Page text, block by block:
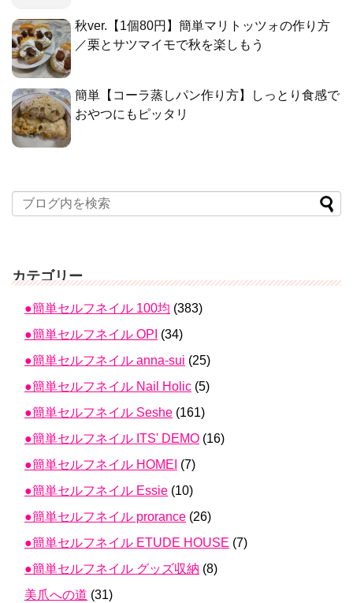
秋ver.【1個80円】簡単マリトッツォの作り方
／栗とサツマイモで秋を楽しもう
簡単【コーラ蒸しパン作り方】しっとり食感で
おやつにもピッタリ
カテゴリー
●簡単セルフネイル 100均 (383)
●簡単セルフネイル OPI (34)
●簡単セルフネイル anna-sui (25)
●簡単セルフネイル Nail Holic (5)
●簡単セルフネイル Seshe (161)
●簡単セルフネイル ITS' DEMO (16)
●簡単セルフネイル HOMEI (7)
●簡単セルフネイル Essie (10)
●簡単セルフネイル prorance (26)
●簡単セルフネイル ETUDE HOUSE (7)
●簡単セルフネイル グッズ収納 (8)
美爪への道 (31)